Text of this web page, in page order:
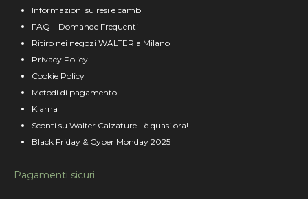
Informazioni su resi e cambi
FAQ – Domande Frequenti
Ritiro nei negozi WALTER a Milano
Privacy Policy
Cookie Policy
Metodi di pagamento
Klarna
Sconti su Walter Calzature… è quasi ora!
Black Friday & Cyber Monday 2025
Pagamenti sicuri